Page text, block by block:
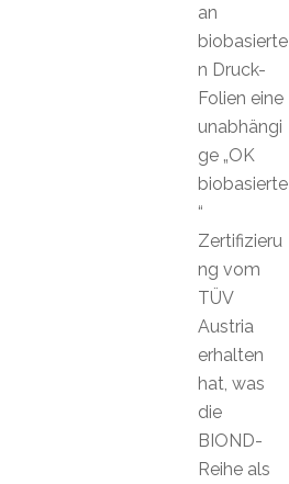
an
biobasierte
n Druck-
Folien eine
unabhängi
ge „OK
biobasierte
“
Zertifizieru
ng vom
TÜV
Austria
erhalten
hat, was
die
BIOND-
Reihe als